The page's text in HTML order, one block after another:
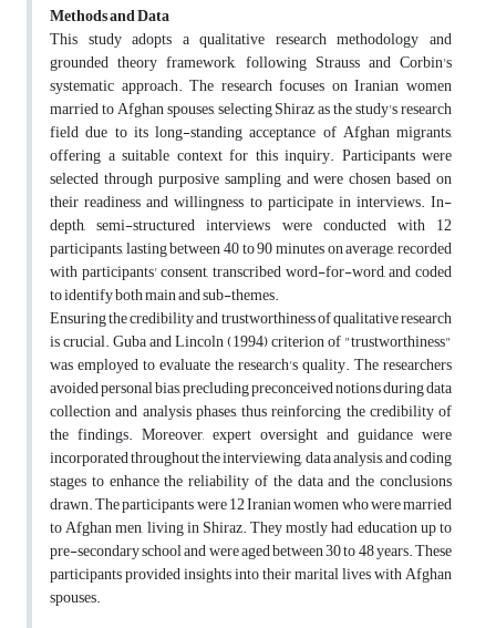
Methods and Data
This study adopts a qualitative research methodology and
grounded theory framework, following Strauss and Corbin's
systematic approach. The research focuses on Iranian women
married to Afghan spouses, selecting Shiraz as the study's research
field due to its long-standing acceptance of Afghan migrants,
offering a suitable context for this inquiry. Participants were
selected through purposive sampling and were chosen based on
their readiness and willingness to participate in interviews. In-
depth, semi-structured interviews were conducted with 12
participants, lasting between 40 to 90 minutes on average, recorded
with participants' consent, transcribed word-for-word, and coded
to identify both main and sub-themes.
Ensuring the credibility and trustworthiness of qualitative research
is crucial. Guba and Lincoln (1994) criterion of "trustworthiness"
was employed to evaluate the research's quality. The researchers
avoided personal bias, precluding preconceived notions during data
collection and analysis phases, thus reinforcing the credibility of
the findings. Moreover, expert oversight and guidance were
incorporated throughout the interviewing, data analysis, and coding
stages to enhance the reliability of the data and the conclusions
drawn. The participants were 12 Iranian women who were married
to Afghan men, living in Shiraz. They mostly had education up to
pre-secondary school and were aged between 30 to 48 years. These
participants provided insights into their marital lives with Afghan
spouses.